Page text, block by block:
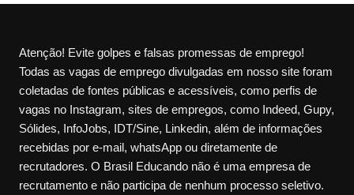
Atenção! Evite golpes e falsas promessas de emprego!
Todas as vagas de emprego divulgadas em nosso site foram
coletadas de fontes públicas e acessíveis, como perfis de
vagas no Instagram, sites de empregos, como Indeed, Gupy,
Sólides, InfoJobs, IDT/Sine, Linkedin, além de informações
recebidas por e-mail, whatsApp ou diretamente de
recrutadores. O Brasil Educando não é uma empresa de
recrutamento e não participa de nenhum processo seletivo.